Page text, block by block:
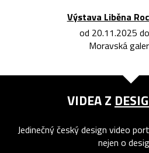
Výstava Liběna
od 20.11.2025
Moravská
VIDEA Z
Jedinečný český design video
nejen o